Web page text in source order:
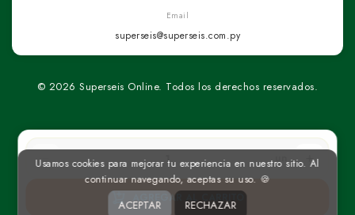
un
AGREGAR AL CARRITO
Email
superseis@superseis.com.py
© 2026 Superseis Online. Todos los derechos reservados.
Usamos cookies para mejorar tu experiencia en nuestro sitio. Al
continuar navegando, aceptas su uso. 🍪
ACEPTAR RECHAZAR